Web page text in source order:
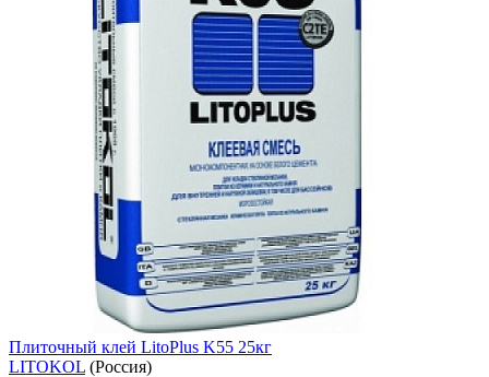
Плиточный клей LitoPlus K55 25кг
LITOKOL (Россия)